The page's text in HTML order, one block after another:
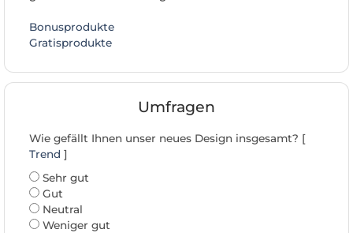
Bonusprodukte
Gratisprodukte
Umfragen
Wie gefällt Ihnen unser neues Design insgesamt? [
Trend ]
Sehr gut
Gut
Neutral
Weniger gut